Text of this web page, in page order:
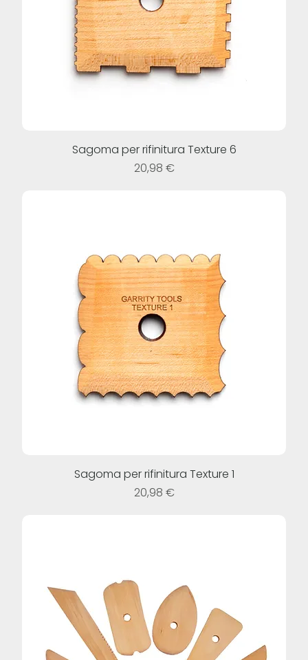
Sagoma per rifinitura Texture 6
Prezzo
20,98 €
Sagoma per rifinitura Texture 1
Prezzo
20,98 €